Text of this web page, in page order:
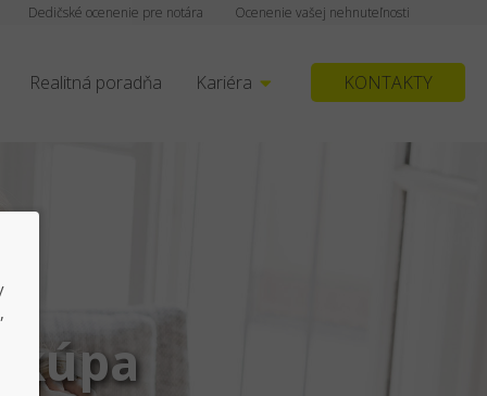
Ocenenie vašej nehnuteľnosti
Dedičské ocenenie pre notára
Realitná poradňa Kariéra KONTAKTY
kúpa